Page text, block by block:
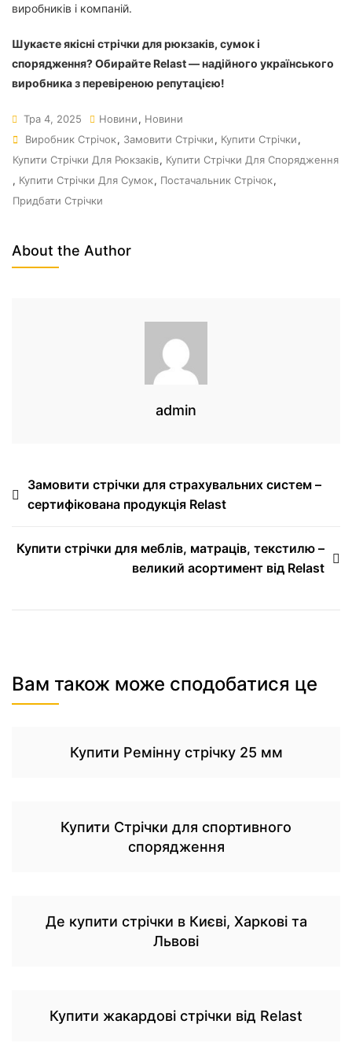
виробників і компаній.
Шукаєте якісні стрічки для рюкзаків, сумок і
спорядження? Обирайте Relast — надійного українського
виробника з перевіреною репутацією!
Тра 4, 2025 Новини, Новини
Виробник Стрічок, Замовити Стрічки, Купити Стрічки,
Купити Стрічки Для Рюкзаків, Купити Стрічки Для Спорядження
, Купити Стрічки Для Сумок, Постачальник Стрічок,
Придбати Стрічки
About the Author
admin
Замовити стрічки для страхувальних систем –
сертифікована продукція Relast
Купити стрічки для меблів, матраців, текстилю –
великий асортимент від Relast
Вам також може сподобатися це
Купити Ремінну стрічку 25 мм
Купити Стрічки для спортивного
спорядження
Де купити стрічки в Києві, Харкові та
Львові
Купити жакардові стрічки від Relast